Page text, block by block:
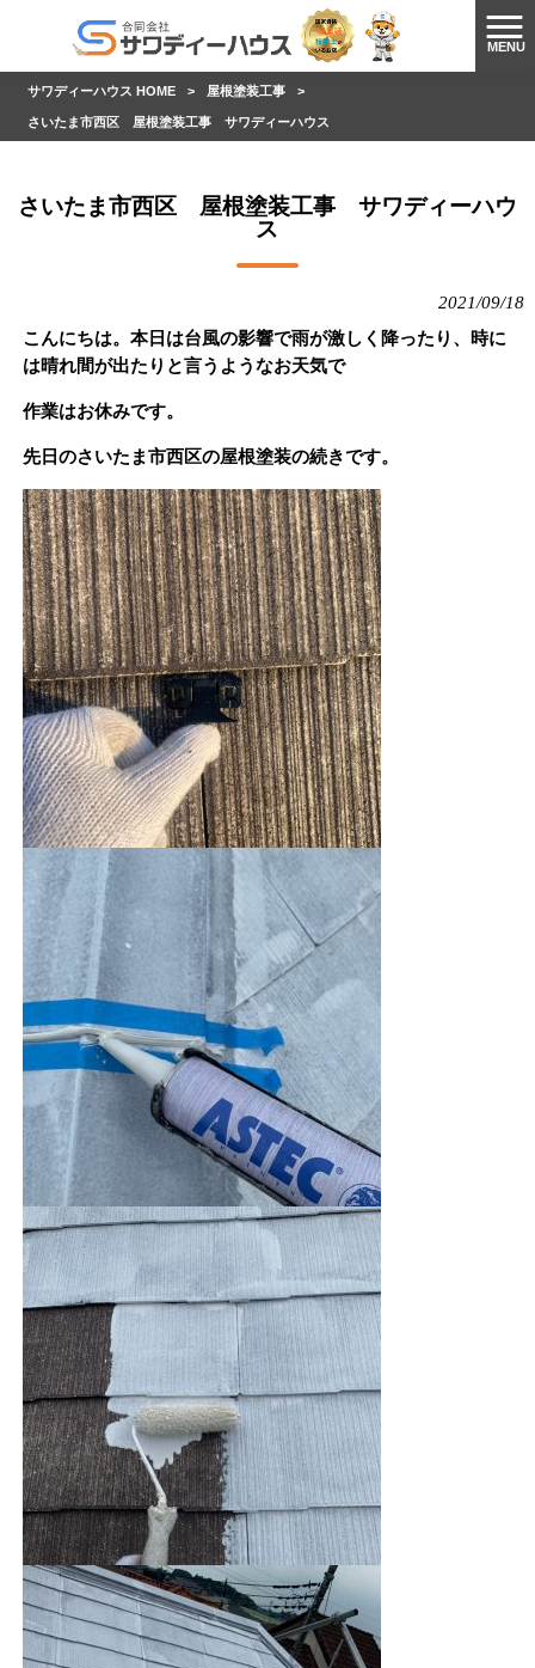
MENU
サワディーハウス HOME > 屋根塗装工事 >
さいたま市西区 屋根塗装工事 サワディーハウス
さいたま市西区 屋根塗装工事 サワディーハウ
ス
2021/09/18
こんにちは。本日は台風の影響で雨が激しく降ったり、時に
は晴れ間が出たりと言うようなお天気で
作業はお休みです。
先日のさいたま市西区の屋根塗装の続きです。